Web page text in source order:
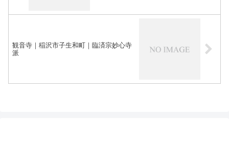
観音寺｜稲沢市子生和町｜臨済宗妙心寺
派